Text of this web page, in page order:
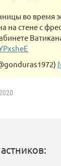
во время
на стене с